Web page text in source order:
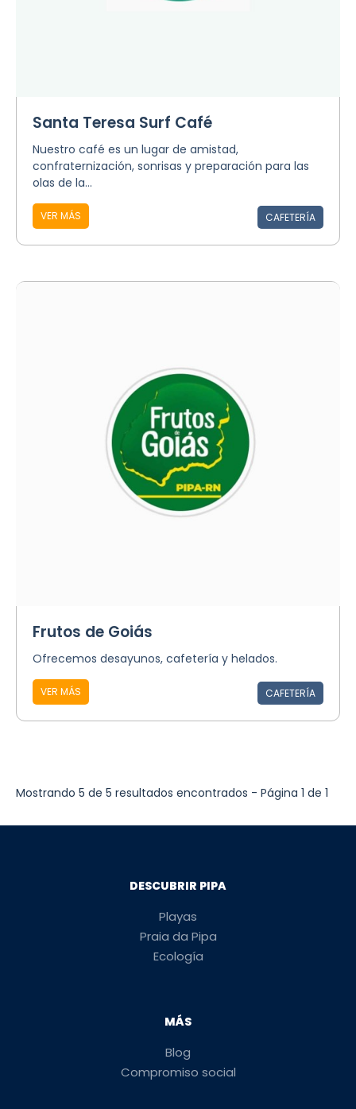
Santa Teresa Surf Café
Nuestro café es un lugar de amistad,
confraternización, sonrisas y preparación para las
olas de la...
VER MÁS CAFETERÍA
Frutos de Goiás
Ofrecemos desayunos, cafetería y helados.
VER MÁS CAFETERÍA
Mostrando 5 de 5 resultados encontrados - Página 1 de 1
DESCUBRIR PIPA
Playas
Praia da Pipa
Ecología
MÁS
Blog
Compromiso social